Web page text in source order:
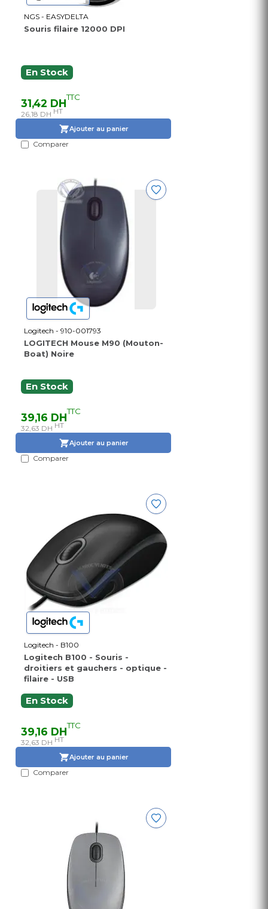
NGS - EASYDELTA
Souris filaire 12000 DPI
En Stock
31,42 DHTTC
26,18 DH HT
Ajouter au panier
Comparer
Logitech - 910-001793
LOGITECH Mouse M90 (Mouton-
Boat) Noire
En Stock
39,16 DHTTC
32,63 DH HT
Ajouter au panier
Comparer
Logitech - B100
Logitech B100 - Souris -
droitiers et gauchers - optique -
filaire - USB
En Stock
39,16 DHTTC
32,63 DH HT
Ajouter au panier
Comparer